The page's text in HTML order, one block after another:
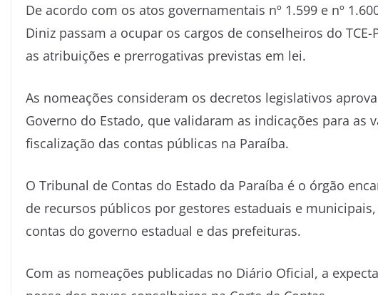
De acordo com os atos governamentais nº 1.599 e nº
Diniz passam a ocupar os cargos de conselheiros do
as atribuições e prerrogativas previstas em lei.
As nomeações consideram os decretos legislativos
Governo do Estado, que validaram as indicações para as
fiscalização das contas públicas na Paraíba.
O Tribunal de Contas do Estado da Paraíba é o órgão
de recursos públicos por gestores estaduais e
contas do governo estadual e das prefeituras.
Com as nomeações publicadas no Diário Oficial, a